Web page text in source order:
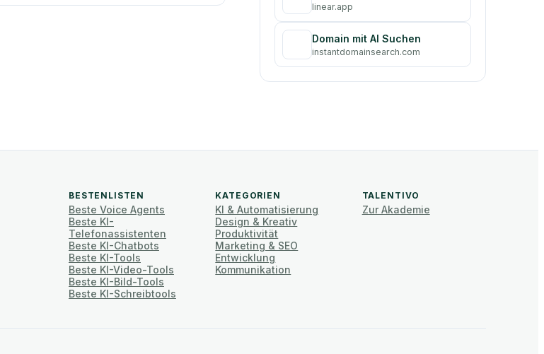
linear.app
Domain mit AI Suchen
instantdomainsearch.com
BESTENLISTEN
Beste Voice Agents
Beste KI-
Telefonassistenten
Beste KI-Chatbots
Beste KI-Tools
Beste KI-Video-Tools
Beste KI-Bild-Tools
Beste KI-Schreibtools
KATEGORIEN
KI & Automatisierung
Design & Kreativ
Produktivität
Marketing & SEO
Entwicklung
Kommunikation
TALENTIVO
Zur Akademie